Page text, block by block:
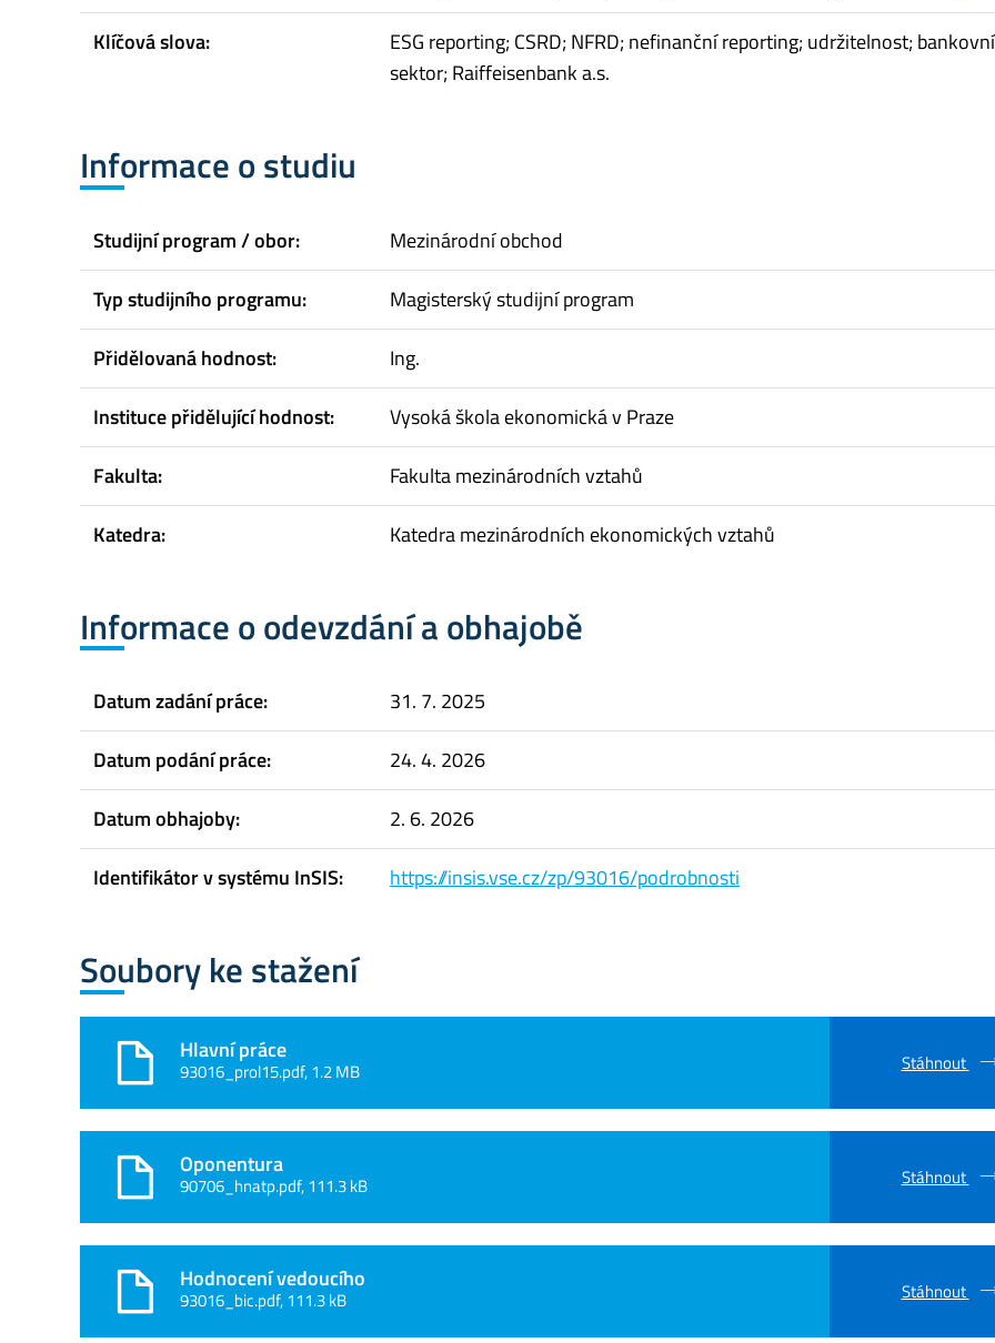
Klíčová slova:
ESG reporting; CSRD; NFRD; nefinanční reporting; udržitelnost; bankovní
sektor; Raiffeisenbank a.s.
Informace o studiu
Studijní program / obor:
Mezinárodní obchod
Typ studijního programu:
Magisterský studijní program
Přidělovaná hodnost:
Ing.
Instituce přidělující hodnost:
Vysoká škola ekonomická v Praze
Fakulta:
Fakulta mezinárodních vztahů
Katedra:
Katedra mezinárodních ekonomických vztahů
Informace o odevzdání a obhajobě
Datum zadání práce:
31. 7. 2025
Datum podání práce:
24. 4. 2026
Datum obhajoby:
2. 6. 2026
Identifikátor v systému InSIS:
https://insis.vse.cz/zp/93016/podrobnosti
Soubory ke stažení
Hlavní práce
93016_prol15.pdf, 1.2 MB Stáhnout
Oponentura
90706_hnatp.pdf, 111.3 kB Stáhnout
Hodnocení vedoucího
93016_bic.pdf, 111.3 kB Stáhnout